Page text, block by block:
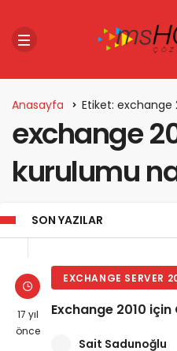
Anasayfa Etiket: exchange
exchange
kurulumu
SON YAZILAR
17 yıl
önce
EXCHANGE SERVER
Exchange 2010
Sait Sadunoğlu